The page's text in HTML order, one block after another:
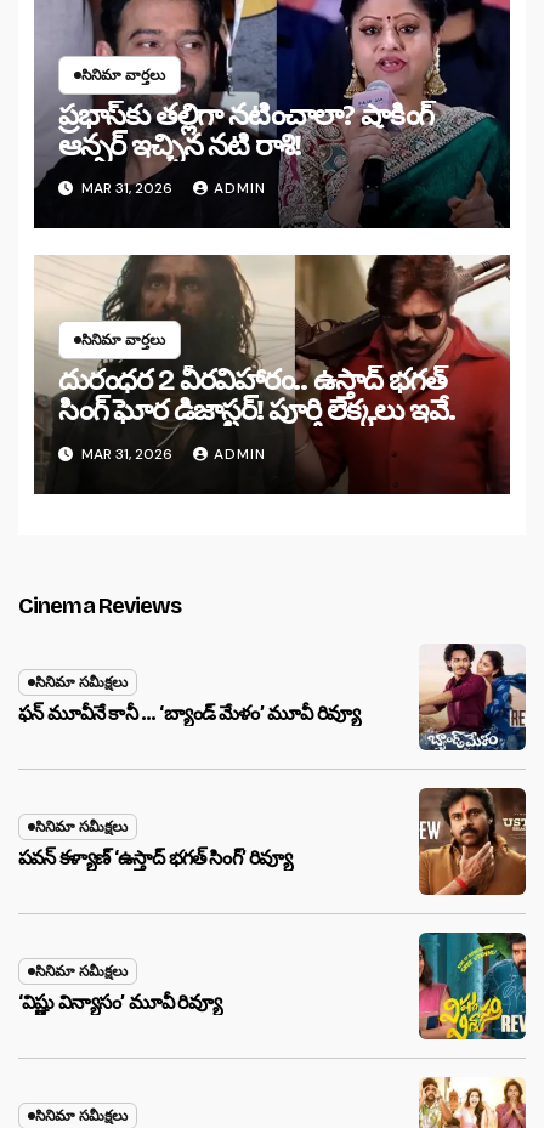
సినిమా వార్తలు
ప్రభాస్‌కు తల్లిగా నటించాలా? షాకింగ్
ఆన్సర్ ఇచ్చిన నటి రాశి!
MAR 31, 2026 ADMIN
సినిమా వార్తలు
దురంధర 2 వీరవిహారం.. ఉస్తాద్ భగత్
సింగ్ ఘోర డిజాస్టర్! పూర్తి లెక్కలు ఇవే.
MAR 31, 2026 ADMIN
Cinema Reviews
సినిమా సమీక్షలు
ఫన్ మూవీనే కానీ … ‘బ్యాండ్‌ మేళం’ మూవీ రివ్యూ
సినిమా సమీక్షలు
పవన్ కళ్యాణ్ ‘ఉస్తాద్ భ‌గ‌త్ సింగ్’ రివ్యూ
సినిమా సమీక్షలు
‘విష్ణు విన్యాసం’ మూవీ రివ్యూ
సినిమా సమీక్షలు